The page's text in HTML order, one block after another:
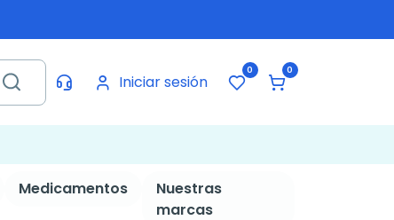
Iniciar sesión
0 0
Medicamentos
Nuestras
marcas